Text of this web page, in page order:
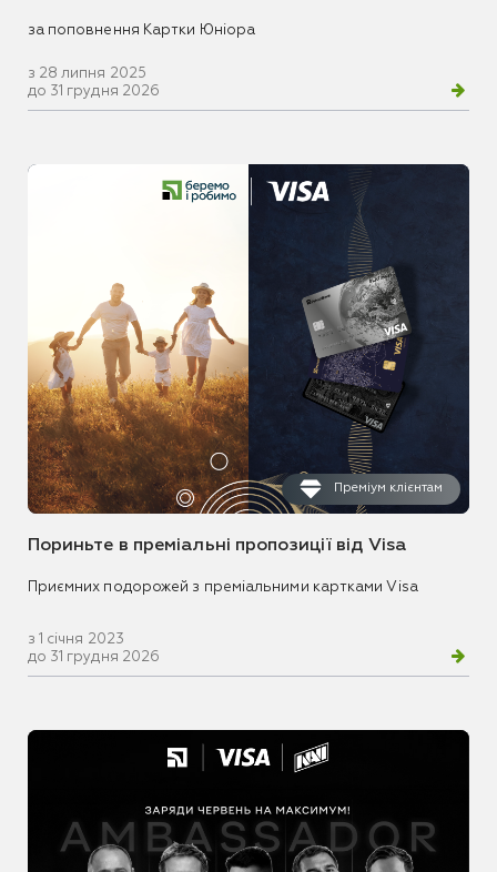
за поповнення Картки Юніора
з 28 липня 2025
до 31 грудня 2026
Преміум клієнтам
Пориньте в преміальні пропозиції від Visa
Приємних подорожей з преміальними картками Visa
з 1 січня 2023
до 31 грудня 2026